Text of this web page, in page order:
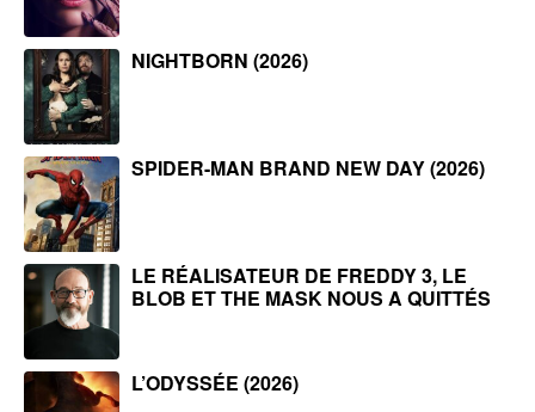
NIGHTBORN (2026)
SPIDER-MAN BRAND NEW DAY (2026)
LE RÉALISATEUR DE FREDDY 3, LE
BLOB ET THE MASK NOUS A QUITTÉS
L’ODYSSÉE (2026)